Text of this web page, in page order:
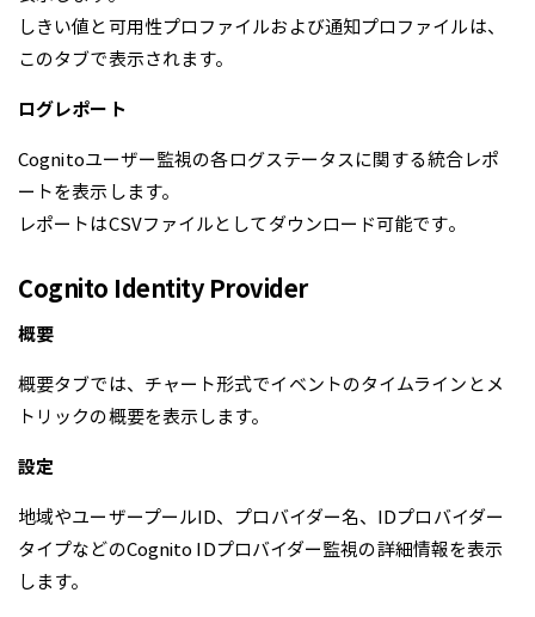
しきい値と可用性プロファイルおよび通知プロファイルは、
このタブで表示されます。
ログレポート
Cognitoユーザー監視の各ログステータスに関する統合レポ
ートを表示します。
レポートはCSVファイルとしてダウンロード可能です。
Cognito Identity Provider
概要
概要タブでは、チャート形式でイベントのタイムラインとメ
トリックの概要を表示します。
設定
地域やユーザープールID、プロバイダー名、IDプロバイダー
タイプなどのCognito IDプロバイダー監視の詳細情報を表示
します。